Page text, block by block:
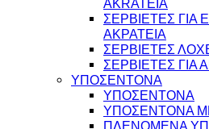
AKRATEIA
ΣΕΡΒΙΕΤΕΣ ΓΙΑ
ΑΚΡΑΤΕΙΑ
ΣΕΡΒΙΕΤΕΣ
ΣΕΡΒΙΕΤΕΣ ΓΙΑ
ΥΠΟΣΕΝΤΟΝΑ
ΥΠΟΣΕΝΤΟΝΑ
ΥΠΟΣΕΝΤΟΝΑ
ΠΛΕΝΟΜΕΝΑ